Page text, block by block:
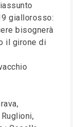
giallorosso:
bisognerà
il girone di